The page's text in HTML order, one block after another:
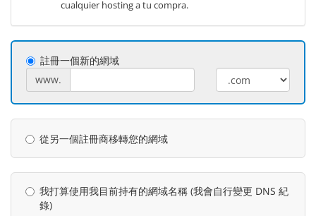
cualquier hosting a tu compra.
註冊一個新的網域
www.
從另一個註冊商移轉您的網域
我打算使用我目前持有的網域名稱 (我會自行變更 DNS 紀
錄)